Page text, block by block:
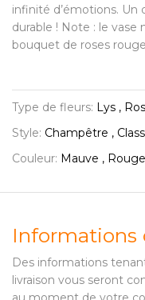
infinité d’émotions. Un
durable ! Note : le vase
bouquet de roses
Type de fleurs: Lys ,
Style: Champêtre ,
Couleur: Mauve , Rouge
Informations
Des informations
livraison vous seront